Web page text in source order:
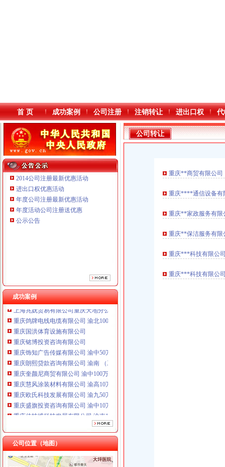
本站导航
首 页 成功案例 公司注册 注销转让 进出口权
2014公司注册最新优惠活动
进出口权优惠活动
年度公司注册最新优惠活动
年度活动公司注册送优惠
公示公告
成功案例
重庆鸽牌电线电缆有限公司 渝北10010万 (进出口权)
重庆国洪体育设施有限公司
重庆铭博投资咨询有限公司
重庆饰知广告传媒有限公司 渝中50万 （工商注册）
重庆朗熙贷款咨询有限公司 渝南 （工商注册）
重庆奎颜尼商贸有限公司 渝中100万 （工商注册）
重庆慧风涂装材料有限公司 渝高10万 （工商注册）
重庆欧氏科技发展有限公司 渝九50万 （进出口权）
重庆盛旗投资咨询有限公司 渝中10万 （工商注册）
重庆佳技维科技发展有限公司 渝南100万 （进出口权）
重庆鸽牌电线电缆有限公司 渝北10010万 (进出口权)
重庆国洪体育设施有限公司
重庆铭博投资咨询有限公司
重庆饰知广告传媒有限公司 渝中50万 （工商注册）
公司位置（地图）
公司转让
重庆**商贸有限公司
重庆****通信设备有
重庆**家政服务有限
重庆**保洁服务有限
重庆***科技有限公
重庆***科技有限公